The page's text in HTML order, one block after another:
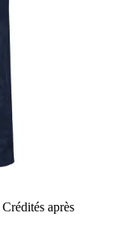
Crédités après